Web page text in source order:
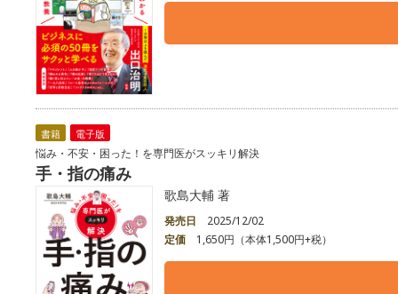
書籍 電子版
悩み・不安・困った！を専門医がスッキリ解決
手・指の痛み
歌島大輔 著
発売日
2025/12/02
定価
1,650円（本体1,500円+税）